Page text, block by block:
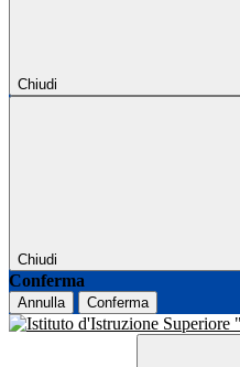
Chiudi
Chiudi
Conferma
Annulla Conferma